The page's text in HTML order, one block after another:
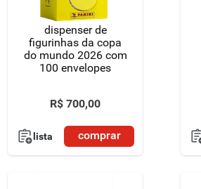
dispenser de
figurinhas da copa
do mundo 2026 com
100 envelopes
R$ 700,00
lista comprar